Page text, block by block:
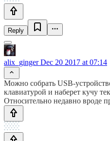
Reply
alix_gingerDec 20 2017 at 07:14
Можно собрать USB-
клавиатурой и наберет кучу
Относительно недавно вроде